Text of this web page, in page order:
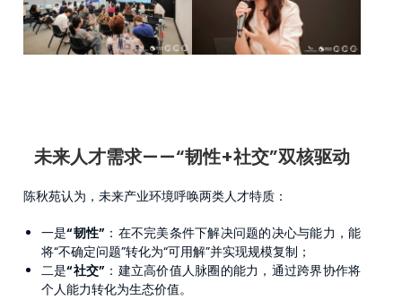
未来人才需求——“韧性+社交”双核驱动
陈秋苑认为，未来产业环境呼唤两类人才特质：
一是“韧性” ：在不完美条件下解决问题的决心与能力，能
将“不确定问题”转化为“可用解”并实现规模复制；
二是“社交” ：建立高价值人脉圈的能力，通过跨界协作将
个人能力转化为生态价值。